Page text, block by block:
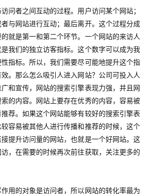
问者之间互动的过程。用户访问某个网站；
与网站进行互动；最后离开。这个过程分成
就是第一和第二个环节。一个网站的来访人
我们的独立访客指标。这个数字可以成为我
指标。所以，我们需要尽可能地提升这个指
。那么怎么吸引人进入网站？公司可投入人
和宣传，网站的搜索引擎表现力强，并且网
的内容。网站上要存在优秀的内容，容易被
荐。如果这个网站能够有较好的搜索引擎表
容易被其他人进行传播和推荐的时候，这个
提升访问量的网站，也就是一个好网站。这
，在需要的时候再次前往获取，关注更多的
用的对象是访问者，所以网站的转化率最为